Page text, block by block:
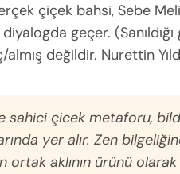
çiçek bahsi, Sebe
geçer.
değildir. Nurettin
sahici çicek metaforu,
yer alır. Zen
ortak aklının ürünü